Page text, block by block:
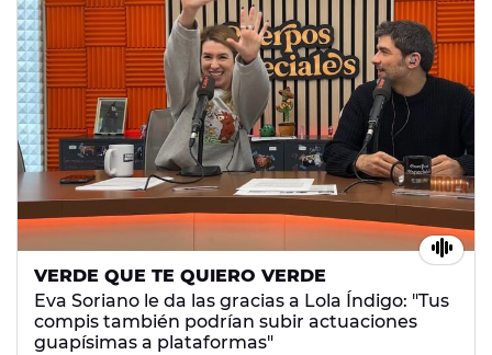
VERDE QUE TE QUIERO VERDE
Eva Soriano le da las gracias a Lola Índigo: "Tus
compis también podrían subir actuaciones
guapísimas a plataformas"